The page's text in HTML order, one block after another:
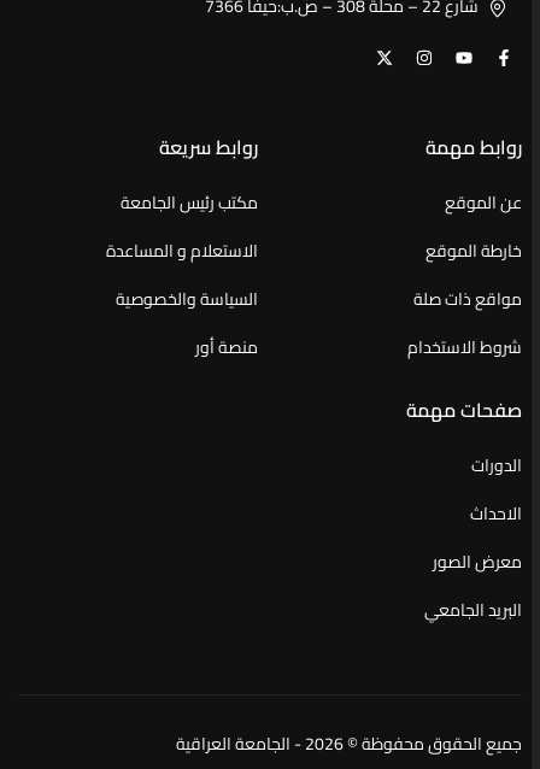
روابط مهمة
عن الموقع
خارطة الموقع
مواقع ذات صلة
شروط الاستخدام
روابط سريعة
مكتب رئيس الجامعة
الاستعلام و المساعدة
السياسة والخصوصية
منصة أور
صفحات مهمة
الدورات
الاحداث
معرض الصور
البريد الجامعي
جميع الحقوق محفوظة © 2026 - الجامعة العراقية